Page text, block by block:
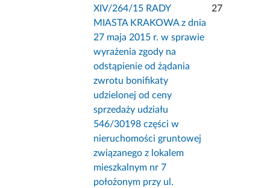
XIV/264/15 RADY
MIASTA KRAKOWA z dnia
27 maja 2015 r. w sprawie
wyrażenia zgody na
odstąpienie od żądania
zwrotu bonifikaty
udzielonej od ceny
sprzedaży udziału
546/30198 części w
nieruchomości gruntowej
związanego z lokalem
mieszkalnym nr 7
położonym przy ul.
27